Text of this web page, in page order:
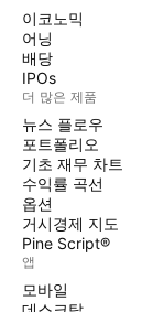
이코노믹
어닝
배당
IPOs
더 많은 제품
뉴스 플로우
포트폴리오
기초 재무 차트
수익률 곡선
옵션
거시경제 지도
Pine Script®
앱
모바일